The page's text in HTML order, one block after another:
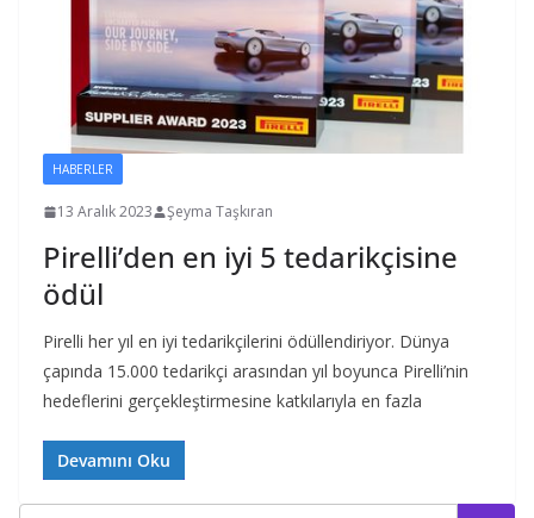
HABERLER
13 Aralık 2023 Şeyma Taşkıran
Pirelli’den en iyi 5 tedarikçisine
ödül
Pirelli her yıl en iyi tedarikçilerini ödüllendiriyor. Dünya
çapında 15.000 tedarikçi arasından yıl boyunca Pirelli’nin
hedeflerini gerçekleştirmesine katkılarıyla en fazla
Devamını Oku